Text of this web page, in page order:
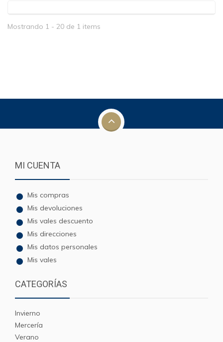
Mostrando 1 - 20 de 1 items
MI CUENTA
Mis compras
Mis devoluciones
Mis vales descuento
Mis direcciones
Mis datos personales
Mis vales
CATEGORÍAS
Invierno
Mercería
Verano